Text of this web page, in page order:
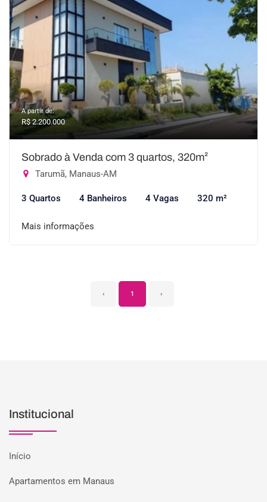
A partir de:
R$ 2.200.000
Sobrado à Venda com 3 quartos, 320m²
Tarumã, Manaus-AM
3 Quartos 4 Banheiros 4 Vagas 320 m²
Mais informações
‹ 1 ›
Institucional
Início
Apartamentos em Manaus